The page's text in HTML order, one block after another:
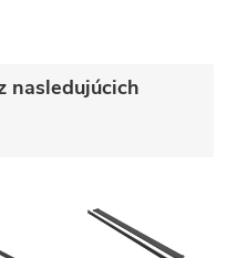
nasledujúcich